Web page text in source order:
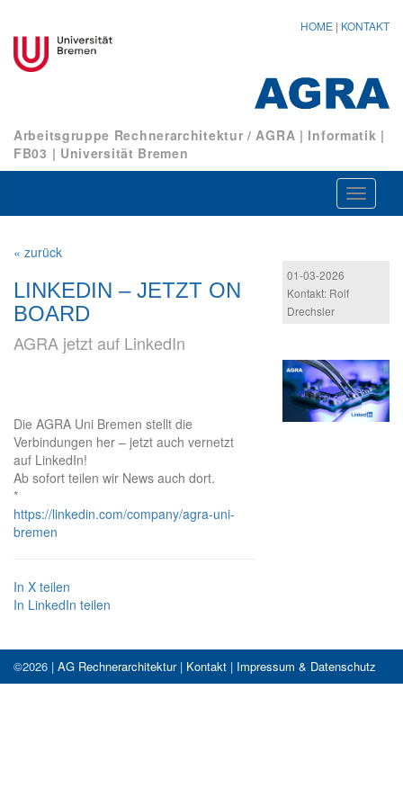
HOME | KONTAKT
Arbeitsgruppe Rechnerarchitektur / AGRA | Informatik |
FB03 | Universität Bremen
ein-/
« zurück
LINKEDIN – JETZT ON
BOARD
AGRA jetzt auf LinkedIn
Die AGRA Uni Bremen stellt die
Verbindungen her – jetzt auch vernetzt
auf LinkedIn!
Ab sofort teilen wir News auch dort.
*
https://linkedin.com/company/agra-uni-
bremen
In X teilen
In LinkedIn teilen
01-03-2026
Kontakt: Rolf
Drechsler
©2026 | AG Rechnerarchitektur| Kontakt | Impressum & Datenschutz